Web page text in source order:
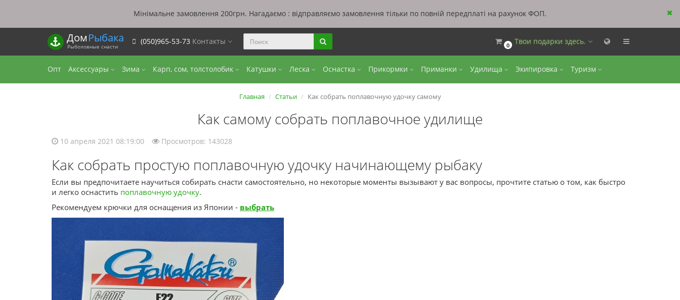
Мінімальне замовлення 200грн. Нагадаємо : відправляємо замовлення тільки по повній передплаті на рахунок ФОП.
ДомРыбака
Рыболовные снасти
(050)965-53-73 Контакты 0 Твои подарки здесь.
Опт Аксессуары Зима Карп, сом, толстолобик Катушки Леска Оснастка Прикормки Приманки Удилища Экипировка Туризм
Главная Статьи Как собрать поплавочную удочку самому
Как самому собрать поплавочное удилище
10 апреля 2021 08:19:00 Просмотров: 143028
Как собрать простую поплавочную удочку начинающему рыбаку
Если вы предпочитаете научиться собирать снасти самостоятельно, но некоторые моменты вызывают у вас вопросы, прочтите статью о том, как быстро
и легко оснастить поплавочную удочку.
Рекомендуем крючки для оснащения из Японии - выбрать